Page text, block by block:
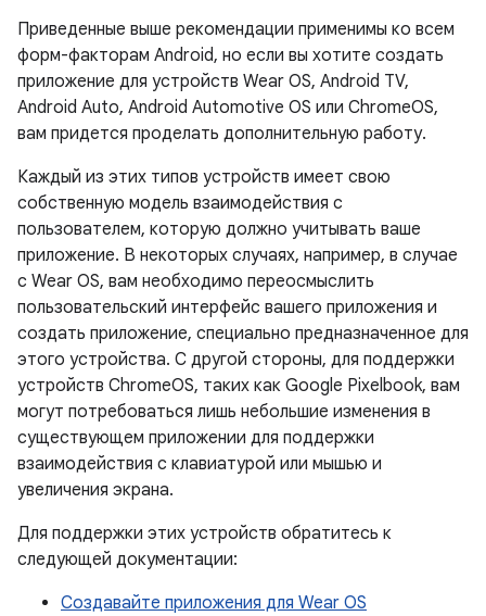
Приведенные выше рекомендации применимы ко всем
форм-факторам Android, но если вы хотите создать
приложение для устройств Wear OS, Android TV,
Android Auto, Android Automotive OS или ChromeOS,
вам придется проделать дополнительную работу.
Каждый из этих типов устройств имеет свою
собственную модель взаимодействия с
пользователем, которую должно учитывать ваше
приложение. В некоторых случаях, например, в случае
с Wear OS, вам необходимо переосмыслить
пользовательский интерфейс вашего приложения и
создать приложение, специально предназначенное для
этого устройства. С другой стороны, для поддержки
устройств ChromeOS, таких как Google Pixelbook, вам
могут потребоваться лишь небольшие изменения в
существующем приложении для поддержки
взаимодействия с клавиатурой или мышью и
увеличения экрана.
Для поддержки этих устройств обратитесь к
следующей документации:
Создавайте приложения для Wear OS